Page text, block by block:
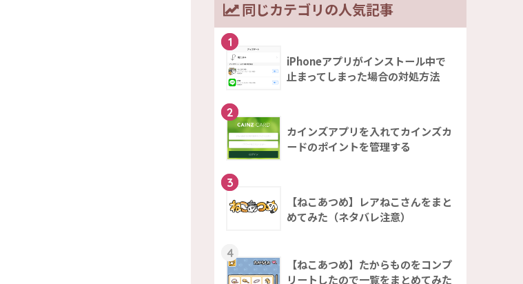
同じカテゴリの人気記事
1
iPhoneアプリがインストール中で
止まってしまった場合の対処方法
2
カインズアプリを入れてカインズカ
ードのポイントを管理する
3
【ねこあつめ】レアねこさんをまと
めてみた（ネタバレ注意）
4
【ねこあつめ】たからものをコンプ
リートしたので一覧をまとめてみた